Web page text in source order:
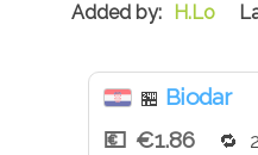
H.Lo
🏪 Biodar
€1.86